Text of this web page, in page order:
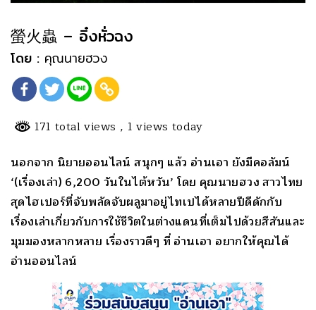
螢火蟲 – อิ๋งหั่วฉง
โดย : คุณนายฮวง
171 total views , 1 views today
นอกจาก นิยายออนไลน์ สนุกๆ แล้ว อ่านเอา ยังมีคอลัมน์
‘(เรื่องเล่า) 6,200 วันในไต้หวัน’ โดย คุณนายฮวง สาวไทย
สุดไฮเปอร์ที่จับพลัดจับผลูมาอยู่ไทเปได้หลายปีดีดักกับ
เรื่องเล่าเกี่ยวกับการใช้ชีวิตในต่างแดนที่เต็มไปด้วยสีสันและ
มุมมองหลากหลาย เรื่องราวดีๆ ที่ อ่านเอา อยากให้คุณได้
อ่านออนไลน์